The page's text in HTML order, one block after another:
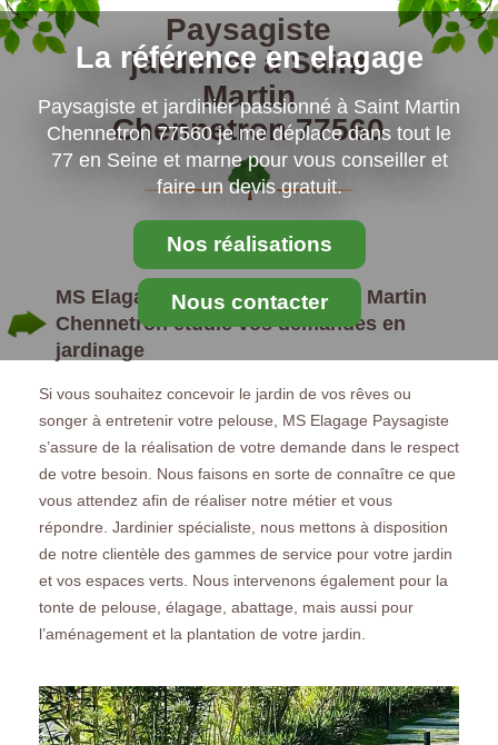
La référence en elagage
Paysagiste et jardinier passionné à Saint Martin
Chennetron 77560 je me déplace dans tout le
77 en Seine et marne pour vous conseiller et
faire un devis gratuit.
Nos réalisations
Nous contacter
Paysagiste
jardinier à Saint
Martin
Chennetron 77560
MS Elagage Paysagiste en Saint Martin
Chennetron étudie vos demandes en
jardinage
Si vous souhaitez concevoir le jardin de vos rêves ou
songer à entretenir votre pelouse, MS Elagage Paysagiste
s’assure de la réalisation de votre demande dans le respect
de votre besoin. Nous faisons en sorte de connaître ce que
vous attendez afin de réaliser notre métier et vous
répondre. Jardinier spécialiste, nous mettons à disposition
de notre clientèle des gammes de service pour votre jardin
et vos espaces verts. Nous intervenons également pour la
tonte de pelouse, élagage, abattage, mais aussi pour
l’aménagement et la plantation de votre jardin.